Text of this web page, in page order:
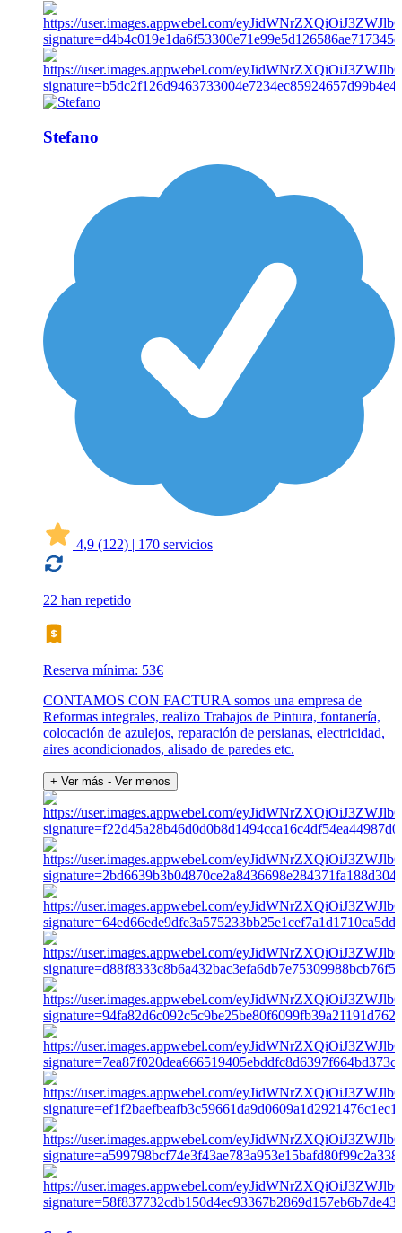
Stefano
4,9 (122) | 170 servicios
22 han repetido
Reserva mínima: 53€
CONTAMOS CON FACTURA somos una empresa de
Reformas integrales, realizo Trabajos de Pintura, fontanería,
colocación de azulejos, reparación de persianas, electricidad,
aires acondicionados, alisado de paredes etc.
+ Ver más - Ver menos